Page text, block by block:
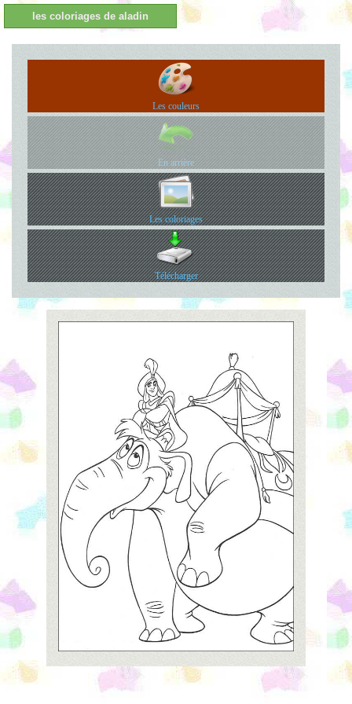
les coloriages de aladin
Les couleurs
En arrière
Les coloriages
Télécharger